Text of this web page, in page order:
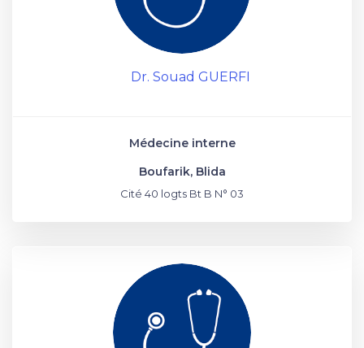
Dr. Souad GUERFI
Médecine interne
Boufarik, Blida
Cité 40 logts Bt B N° 03